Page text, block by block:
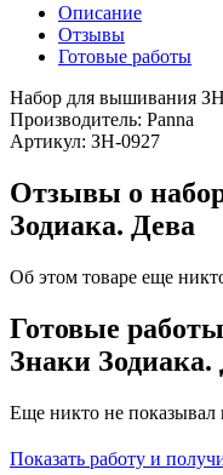
Описание
Отзывы
Готовые работы
Набор для вышивания
Производитель: Panna
Артикул: ЗН-0927
Отзывы о
Зодиака. Дева
Об этом товаре еще
Готовые
Знаки Зодиака.
Еще никто не показывал
Показать работу и